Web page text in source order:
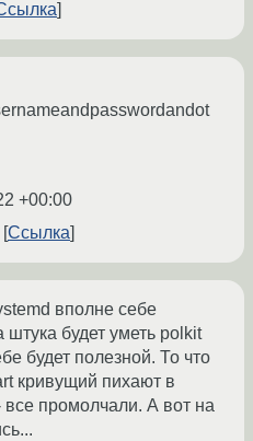
+00:00
Ссылка
вполне себе
штука будет уметь polkit
будет полезной. То что
кривущий пихают в
все промолчали. А вот на